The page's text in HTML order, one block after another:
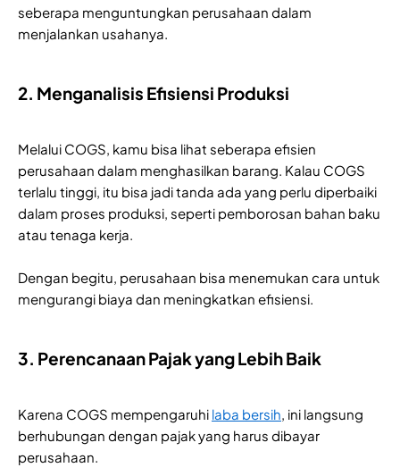
seberapa menguntungkan perusahaan dalam
menjalankan usahanya.
2. Menganalisis Efisiensi Produksi
Melalui COGS, kamu bisa lihat seberapa efisien
perusahaan dalam menghasilkan barang. Kalau COGS
terlalu tinggi, itu bisa jadi tanda ada yang perlu diperbaiki
dalam proses produksi, seperti pemborosan bahan baku
atau tenaga kerja.
Dengan begitu, perusahaan bisa menemukan cara untuk
mengurangi biaya dan meningkatkan efisiensi.
3. Perencanaan Pajak yang Lebih Baik
Karena COGS mempengaruhi laba bersih, ini langsung
berhubungan dengan pajak yang harus dibayar
perusahaan.